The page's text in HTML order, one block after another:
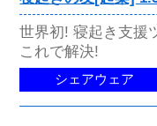
世界初! 寝起き支援
これで解決!
シェアウェア